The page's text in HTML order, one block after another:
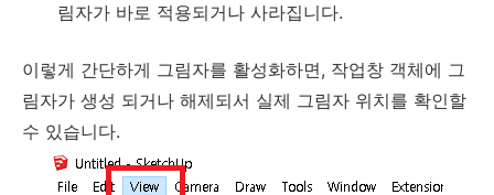
림자가 바로 적용되거나 사라집니다.
이렇게 간단하게 그림자를 활성화하면, 작업창 객체에 그
림자가 생성 되거나 해제되서 실제 그림자 위치를 확인할
수 있습니다.